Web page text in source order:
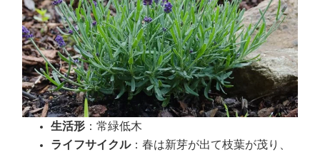
生活形 ：常緑低木
ライフサイクル：春は新芽が出て枝葉が茂り、